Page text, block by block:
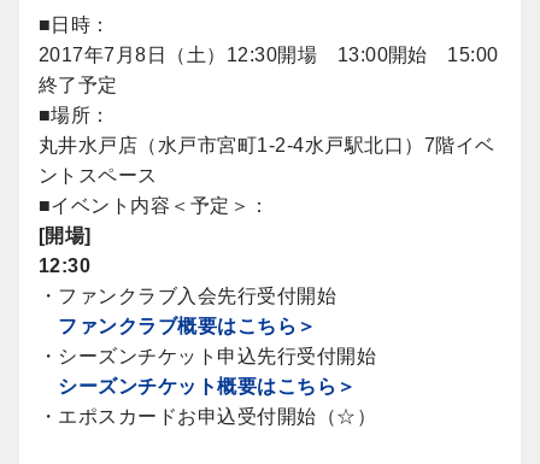
■日時：
2017年7月8日（土）12:30開場 13:00開始 15:00
終了予定
■場所：
丸井水戸店（水戸市宮町1-2-4水戸駅北口）7階イベ
ントスペース
■イベント内容＜予定＞：
[開場]
12:30
・ファンクラブ入会先行受付開始
ファンクラブ概要はこちら＞
・シーズンチケット申込先行受付開始
シーズンチケット概要はこちら＞
・エポスカードお申込受付開始（☆）